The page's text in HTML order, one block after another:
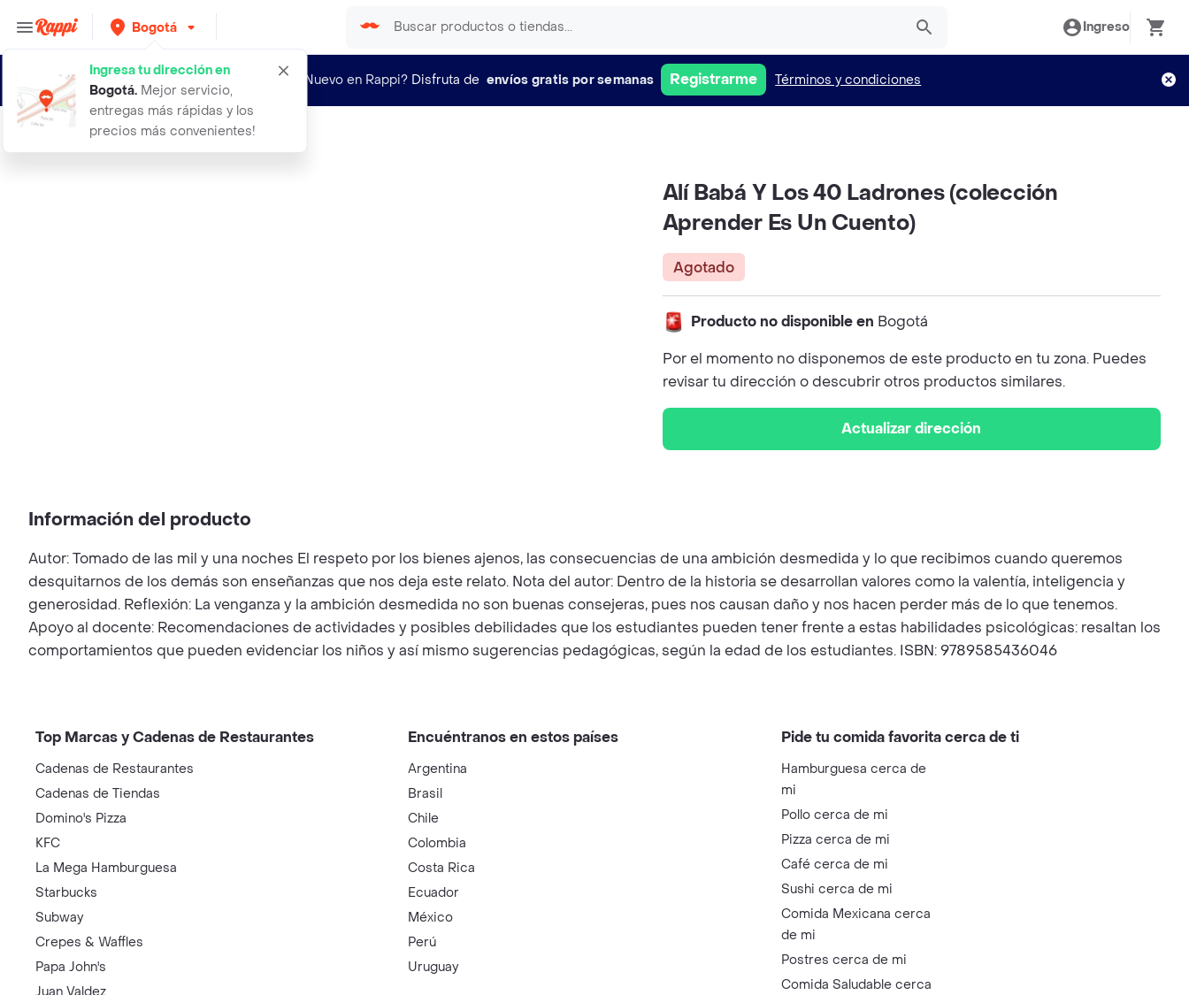
Bogotá
Ingresa tu dirección en
Bogotá. Mejor servicio,
entregas más rápidas y los
precios más convenientes!
Ingreso
¿Nuevo en Rappi? Disfruta de envíos gratis por semanas Registrarme Términos y condiciones
ali baba y los 40 ladrones coleccio
Alí Babá Y Los 40 Ladrones (colección
Aprender Es Un Cuento)
Agotado
Producto no disponible en Bogotá
Por el momento no disponemos de este producto en tu zona. Puedes
revisar tu dirección o descubrir otros productos similares.
Actualizar dirección
Información del producto
Autor: Tomado de las mil y una noches El respeto por los bienes ajenos, las consecuencias de una ambición desmedida y lo que recibimos cuando queremos
desquitarnos de los demás son enseñanzas que nos deja este relato. Nota del autor: Dentro de la historia se desarrollan valores como la valentía, inteligencia y
generosidad. Reflexión: La venganza y la ambición desmedida no son buenas consejeras, pues nos causan daño y nos hacen perder más de lo que tenemos.
Apoyo al docente: Recomendaciones de actividades y posibles debilidades que los estudiantes pueden tener frente a estas habilidades psicológicas: resaltan los
comportamientos que pueden evidenciar los niños y así mismo sugerencias pedagógicas, según la edad de los estudiantes. ISBN: 9789585436046
Top Marcas y Cadenas de Restaurantes
Cadenas de Restaurantes
Cadenas de Tiendas
Domino's Pizza
KFC
La Mega Hamburguesa
Starbucks
Subway
Crepes & Waffles
Papa John's
Encuéntranos en estos países
Argentina
Brasil
Chile
Colombia
Costa Rica
Ecuador
México
Perú
Uruguay
Pide tu comida favorita cerca de ti
Hamburguesa cerca de
mi
Pollo cerca de mi
Pizza cerca de mi
Café cerca de mi
Sushi cerca de mi
Comida Mexicana cerca
de mi
Postres cerca de mi
Comida Saludable cerca